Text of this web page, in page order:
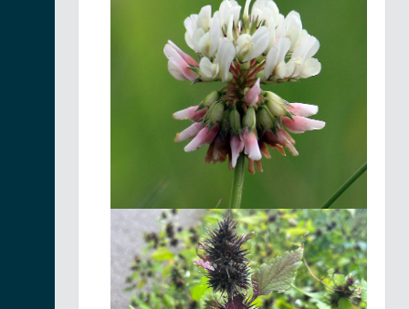
Fiche espèce
Linaigrette à
feuilles étroites |
Eriophorum
angustifolium
18/06/2026
Fiche espèce
Platanthère à fleurs
verdâtres |
Platanthera
18/06/2026
Fiche espèce
Linaigrette à
feuilles étroites |
Eriophorum
angustifolium